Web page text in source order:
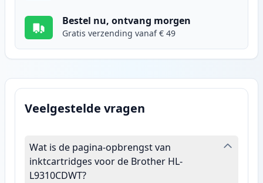
Bestel nu, ontvang morgen
Gratis verzending vanaf € 49
Veelgestelde vragen
Wat is de pagina-opbrengst van
inktcartridges voor de Brother HL-
L9310CDWT?